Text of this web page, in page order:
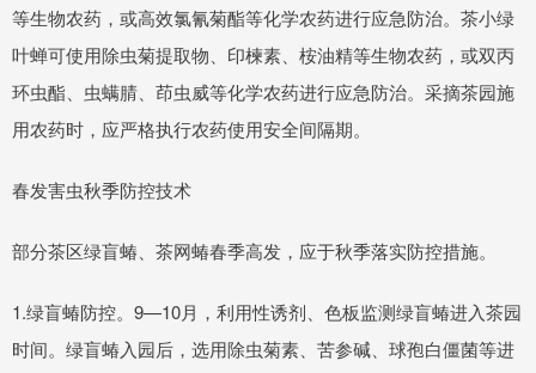
等生物农药，或高效氯氰菊酯等化学农药进行应急防治。茶小绿
叶蝉可使用除虫菊提取物、印楝素、桉油精等生物农药，或双丙
环虫酯、虫螨腈、茚虫威等化学农药进行应急防治。采摘茶园施
用农药时，应严格执行农药使用安全间隔期。
春发害虫秋季防控技术
部分茶区绿盲蝽、茶网蝽春季高发，应于秋季落实防控措施。
1.绿盲蝽防控。9—10月，利用性诱剂、色板监测绿盲蝽进入茶园
时间。绿盲蝽入园后，选用除虫菊素、苦参碱、球孢白僵菌等进